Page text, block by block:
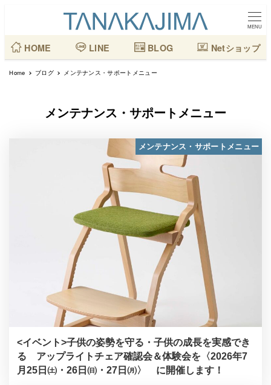
ン
コ
MENU
HOME LINE BLOG Netショップ
Home ブログ メンテナンス・サポートメニュー
メンテナンス・サポートメニュー
メンテナンス・サポートメニュー
<イベント>子供の姿勢を守る・子供の成長を実感でき
る アップライトチェア確認会＆体験会を〈2026年7
月25日㈯・26日㈰・27日㈪〉 に開催します！